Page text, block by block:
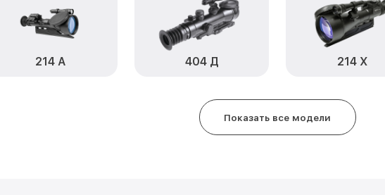
Замена аккумулятора
Замена корпуса 404
Прошивка
214 А 404 Д 214 Х
Показать все модели